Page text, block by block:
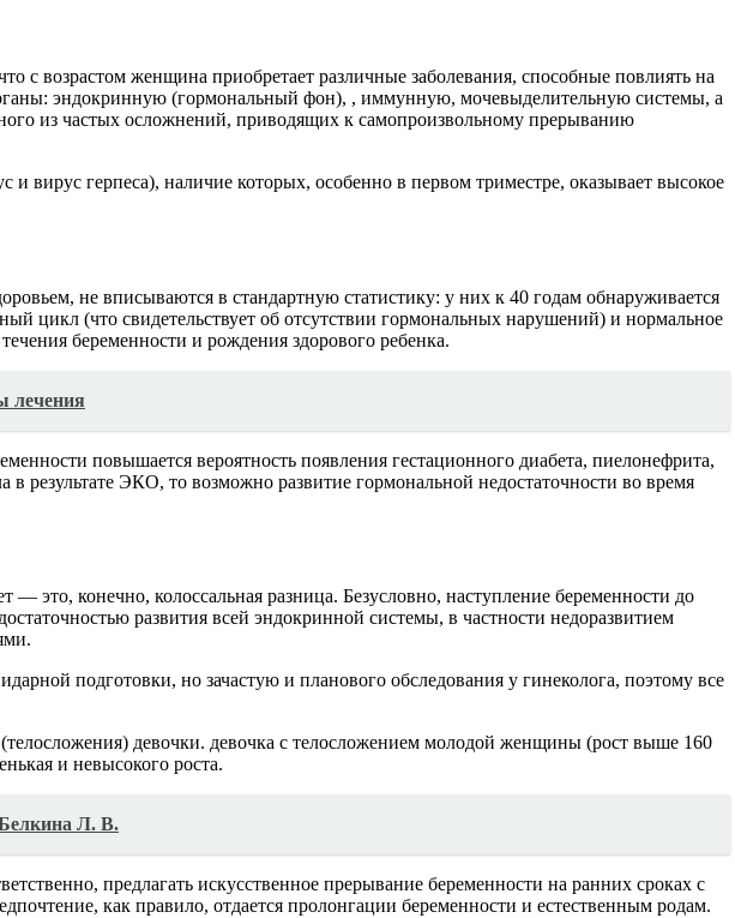
с возрастом женщина приобретает различные заболевания, способные повлиять на
эндокринную (гормональный фон), , иммунную, мочевыделительную системы, а
из частых осложнений, приводящих к самопроизвольному прерыванию
вирус герпеса), наличие которых, особенно в первом триместре, оказывает высокое
не вписываются в стандартную статистику: у них к 40 годам обнаруживается
цикл (что свидетельствует об отсутствии гормональных нарушений) и нормальное
беременности и рождения здорового ребенка.
лечения
повышается вероятность появления гестационного диабета, пиелонефрита,
результате ЭКО, то возможно развитие гормональной недостаточности во время
это, конечно, колоссальная разница. Безусловно, наступление беременности до
развития всей эндокринной системы, в частности недоразвитием
подготовки, но зачастую и планового обследования у гинеколога, поэтому все
(телосложения) девочки. девочка с телосложением молодой женщины (рост выше 160
и невысокого роста.
Л. В.
предлагать искусственное прерывание беременности на ранних сроках с
как правило, отдается пролонгации беременности и естественным родам.